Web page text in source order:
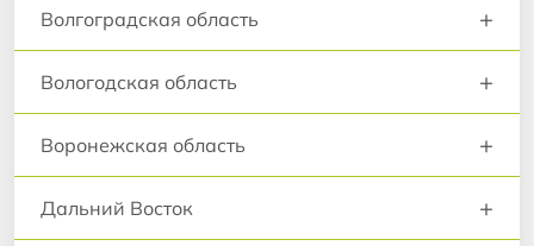
Волгоградская область +
Вологодская область +
Воронежская область +
Дальний Восток +